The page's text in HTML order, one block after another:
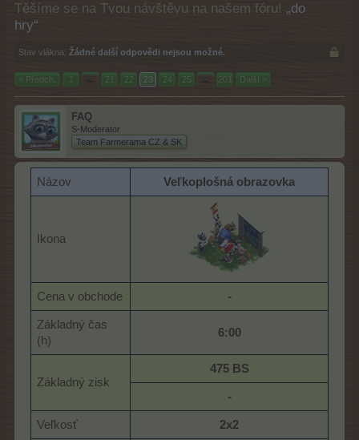
Těšíme se na Tvou návštěvu na našem fóru! „do
hry“
Stav vlákna: Žádné další odpovědi nejsou možné.
< Předch. 1 ← 21 22 23 24 25 → 201 Další >
FAQ
S-Moderator
Team Farmerama CZ & SK
Názov Veľkoplošná obrazovka
Ikona
Cena v obchode -
Základný čas
(h)
6:00
Základný zisk
475 BS
-
Veľkosť 2x2